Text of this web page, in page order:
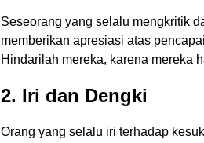
Seseorang yang selalu mengkritik
memberikan apresiasi atas
Hindarilah mereka, karena mereka
2. Iri dan Dengki
Orang yang selalu iri terhadap